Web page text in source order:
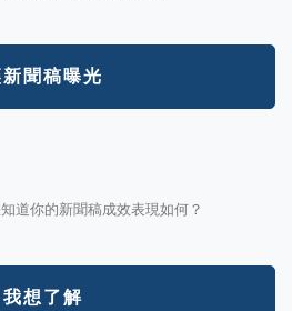
聞稿曝光
道你的新聞稿成效表現如何？
我想了解